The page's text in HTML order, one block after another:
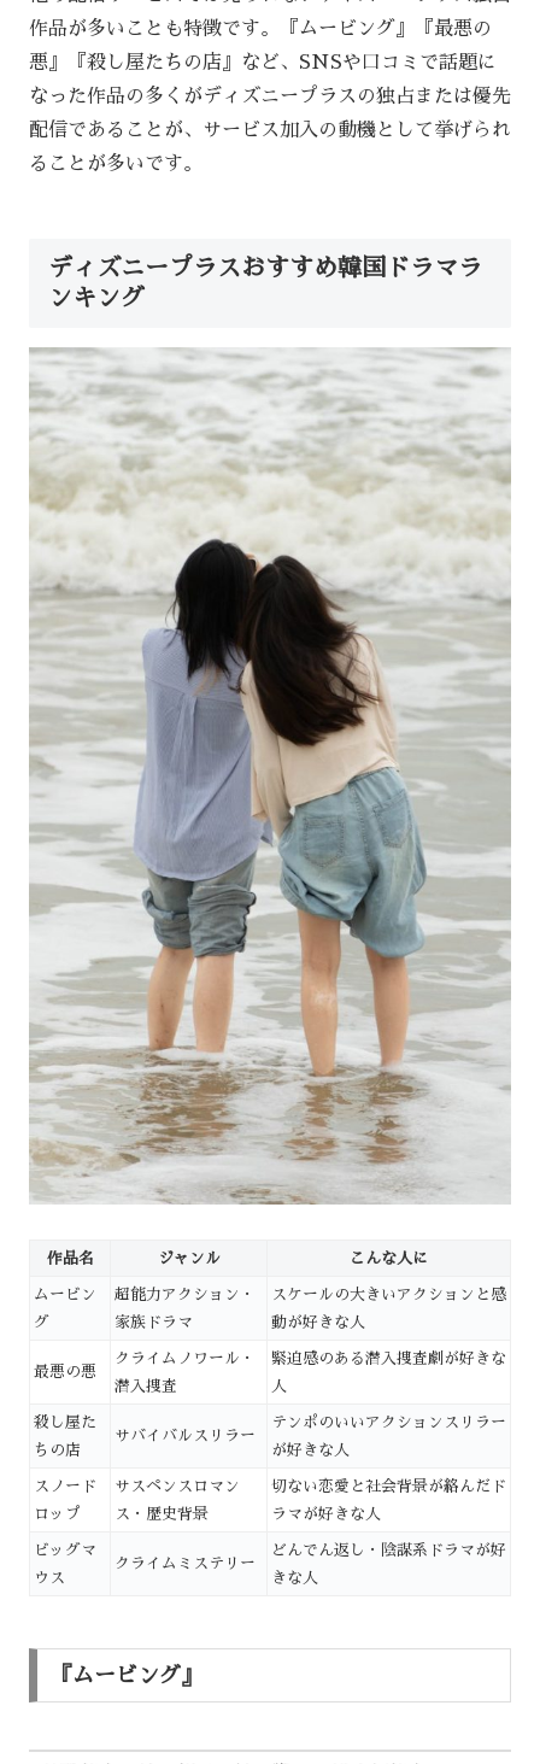
作品が多いことも特徴です。『ムービング』『最悪の
悪』『殺し屋たちの店』など、SNSや口コミで話題に
なった作品の多くがディズニープラスの独占または優先
配信であることが、サービス加入の動機として挙げられ
ることが多いです。
ディズニープラスおすすめ韓国ドラマラ
ンキング
作品名 ジャンル こんな人に
ムービン
グ
超能力アクション・
家族ドラマ
スケールの大きいアクションと感
動が好きな人
最悪の悪
クライムノワール・
潜入捜査
緊迫感のある潜入捜査劇が好きな
人
殺し屋た
ちの店
サバイバルスリラー
テンポのいいアクションスリラー
が好きな人
スノード
ロップ
サスペンスロマン
ス・歴史背景
切ない恋愛と社会背景が絡んだド
ラマが好きな人
ビッグマ
ウス
クライムミステリー
どんでん返し・陰謀系ドラマが好
きな人
『ムービング』